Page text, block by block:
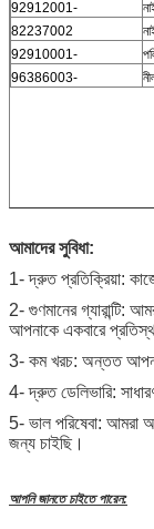
92912001-
82237002
92910001-
96386003-
আমাদের সুবিধা:
1- দ্রুত প্রতিক্রিয়া:
2- গুণমানের গ্যারান্টি:
আপনাকে একবারে
3- কম খরচ: অন্তত
4- দ্রুত ডেলিভারি:
5- ভাল পরিষেবা: আমরা
জন্য চাইছি।
আপনি জানতে চাইতে পারেন: